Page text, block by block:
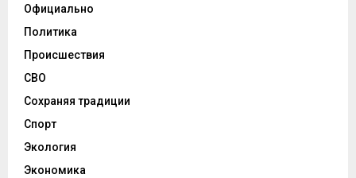
Официально
Политика
Происшествия
СВО
Сохраняя традиции
Спорт
Экология
Экономика